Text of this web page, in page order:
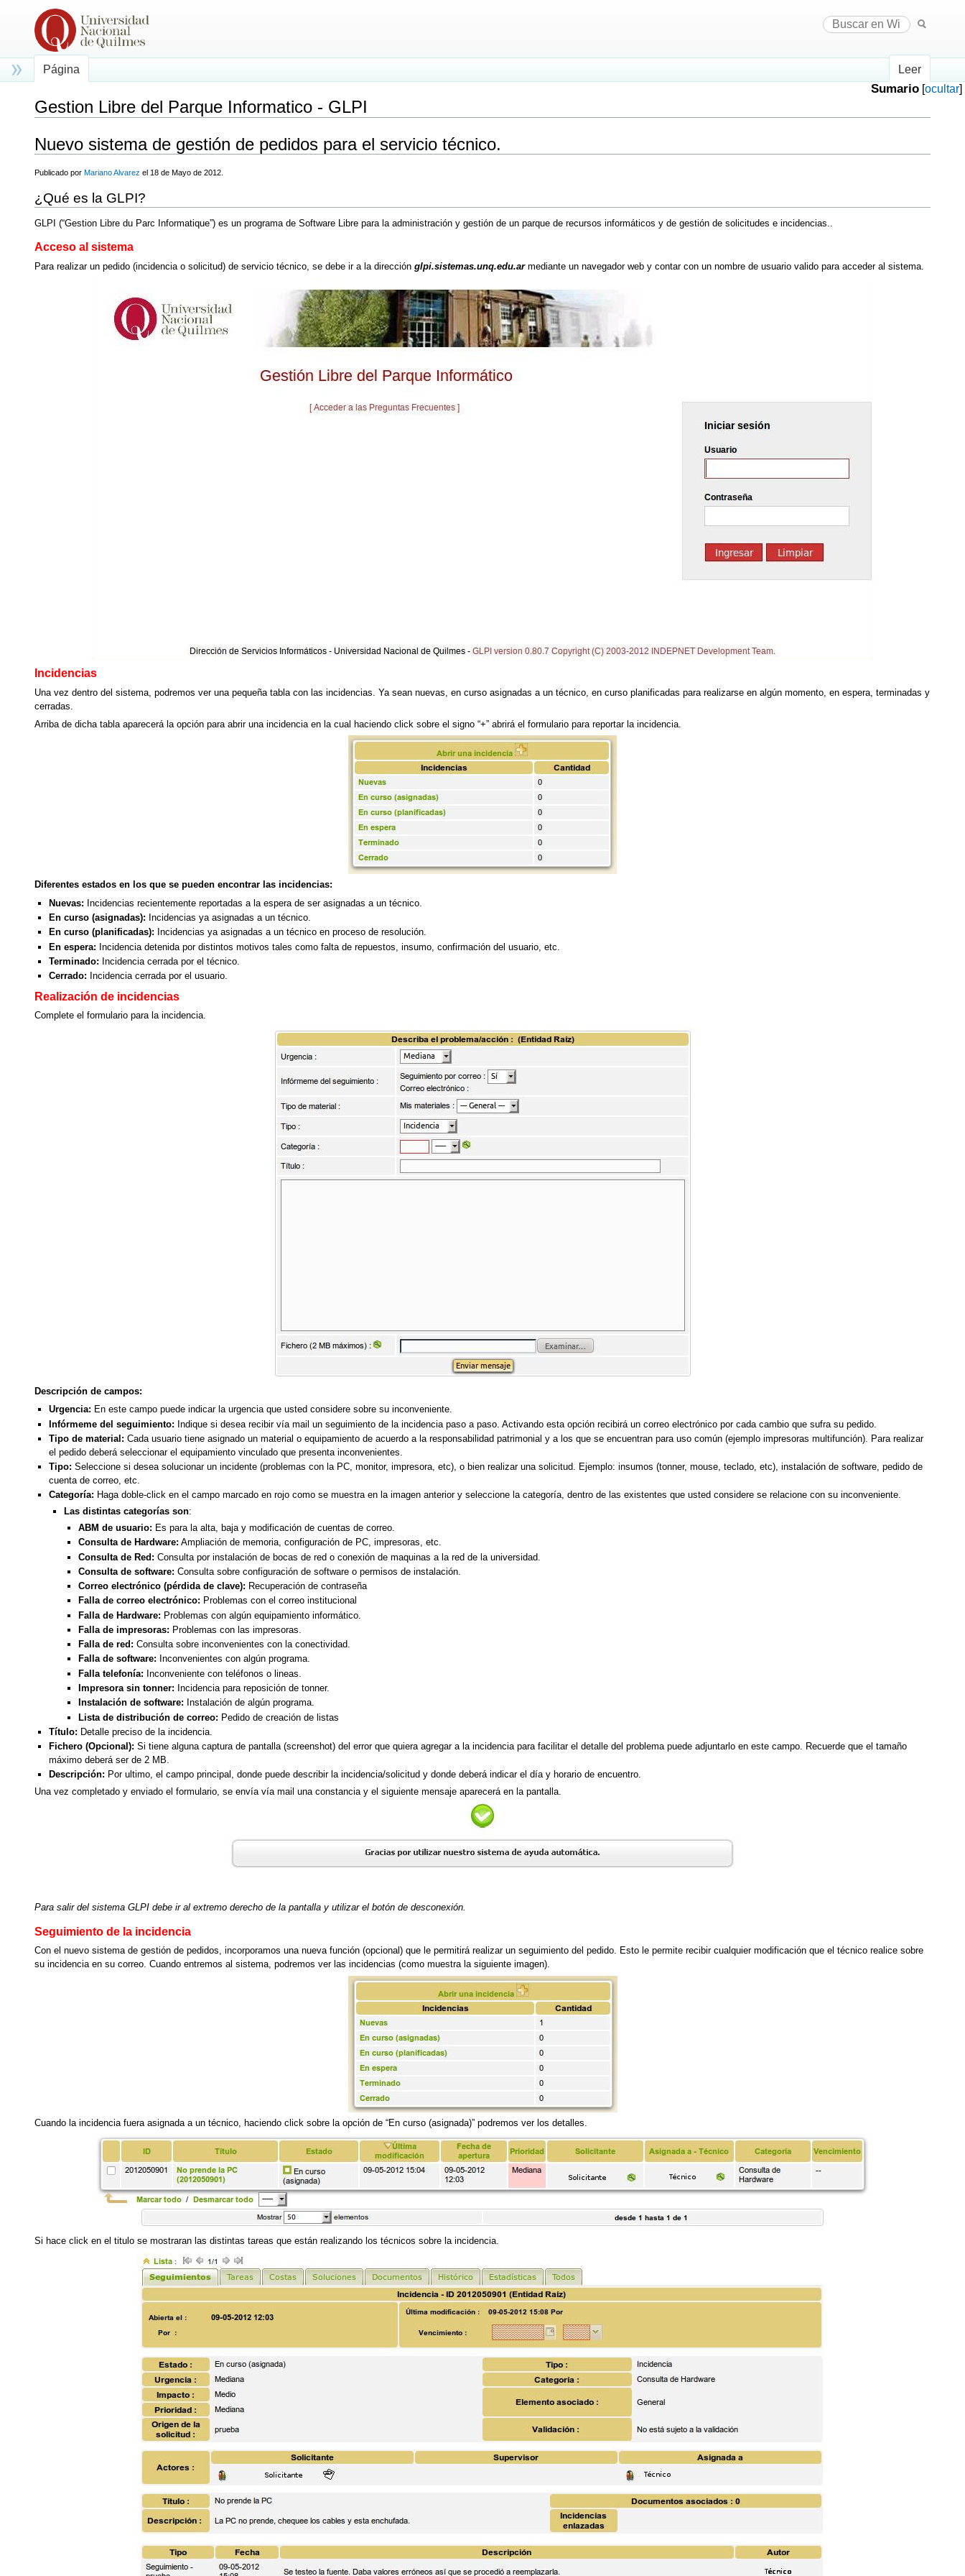
Gestion Libre del Parque Informatico - GLPI
Sumario [ocultar]
Nuevo sistema de gestión de pedidos para el servicio técnico.
Publicado por Mariano Alvarez el 18 de Mayo de 2012.
¿Qué es la GLPI?
GLPI (“Gestion Libre du Parc Informatique”) es un programa de Software Libre para la administración y gestión de un parque de recursos informáticos y de gestión de solicitudes e incidencias..
Acceso al sistema
Para realizar un pedido (incidencia o solicitud) de servicio técnico, se debe ir a la dirección glpi.sistemas.unq.edu.armediante un navegador web y contar con un nombre de usuario valido para acceder al sistema.
Incidencias
Una vez dentro del sistema, podremos ver una pequeña tabla con las incidencias. Ya sean nuevas, en curso asignadas a un técnico, en curso planificadas para realizarse en algún momento, en espera, terminadas y
cerradas.
Arriba de dicha tabla aparecerá la opción para abrir una incidencia en la cual haciendo click sobre el signo “+” abrirá el formulario para reportar la incidencia.
Diferentes estados en los que se pueden encontrar las incidencias:
Nuevas: Incidencias recientemente reportadas a la espera de ser asignadas a un técnico.
En curso (asignadas): Incidencias ya asignadas a un técnico.
En curso (planificadas): Incidencias ya asignadas a un técnico en proceso de resolución.
En espera: Incidencia detenida por distintos motivos tales como falta de repuestos, insumo, confirmación del usuario, etc.
Terminado: Incidencia cerrada por el técnico.
Cerrado: Incidencia cerrada por el usuario.
Realización de incidencias
Complete el formulario para la incidencia.
Descripción de campos:
Urgencia: En este campo puede indicar la urgencia que usted considere sobre su inconveniente.
Infórmeme del seguimiento: Indique si desea recibir vía mail un seguimiento de la incidencia paso a paso. Activando esta opción recibirá un correo electrónico por cada cambio que sufra su pedido.
Tipo de material: Cada usuario tiene asignado un material o equipamiento de acuerdo a la responsabilidad patrimonial y a los que se encuentran para uso común (ejemplo impresoras multifunción). Para realizar
el pedido deberá seleccionar el equipamiento vinculado que presenta inconvenientes.
Tipo: Seleccione si desea solucionar un incidente (problemas con la PC, monitor, impresora, etc), o bien realizar una solicitud. Ejemplo: insumos (tonner, mouse, teclado, etc), instalación de software, pedido de
cuenta de correo, etc.
Categoría: Haga doble-click en el campo marcado en rojo como se muestra en la imagen anterior y seleccione la categoría, dentro de las existentes que usted considere se relacione con su inconveniente.
Las distintas categorías son:
ABM de usuario: Es para la alta, baja y modificación de cuentas de correo.
Consulta de Hardware: Ampliación de memoria, configuración de PC, impresoras, etc.
Consulta de Red: Consulta por instalación de bocas de red o conexión de maquinas a la red de la universidad.
Consulta de software: Consulta sobre configuración de software o permisos de instalación.
Correo electrónico (pérdida de clave): Recuperación de contraseña
Falla de correo electrónico: Problemas con el correo institucional
Falla de Hardware: Problemas con algún equipamiento informático.
Falla de impresoras: Problemas con las impresoras.
Falla de red: Consulta sobre inconvenientes con la conectividad.
Falla de software: Inconvenientes con algún programa.
Falla telefonía: Inconveniente con teléfonos o lineas.
Impresora sin tonner: Incidencia para reposición de tonner.
Instalación de software: Instalación de algún programa.
Lista de distribución de correo: Pedido de creación de listas
Título: Detalle preciso de la incidencia.
Fichero (Opcional): Si tiene alguna captura de pantalla (screenshot) del error que quiera agregar a la incidencia para facilitar el detalle del problema puede adjuntarlo en este campo. Recuerde que el tamaño
máximo deberá ser de 2 MB.
Descripción: Por ultimo, el campo principal, donde puede describir la incidencia/solicitud y donde deberá indicar el día y horario de encuentro.
Una vez completado y enviado el formulario, se envía vía mail una constancia y el siguiente mensaje aparecerá en la pantalla.
Para salir del sistema GLPI debe ir al extremo derecho de la pantalla y utilizar el botón de desconexión.
Seguimiento de la incidencia
Con el nuevo sistema de gestión de pedidos, incorporamos una nueva función (opcional) que le permitirá realizar un seguimiento del pedido. Esto le permite recibir cualquier modificación que el técnico realice sobre
su incidencia en su correo. Cuando entremos al sistema, podremos ver las incidencias (como muestra la siguiente imagen).
Cuando la incidencia fuera asignada a un técnico, haciendo click sobre la opción de “En curso (asignada)” podremos ver los detalles.
Si hace click en el titulo se mostraran las distintas tareas que están realizando los técnicos sobre la incidencia.
Página Leer